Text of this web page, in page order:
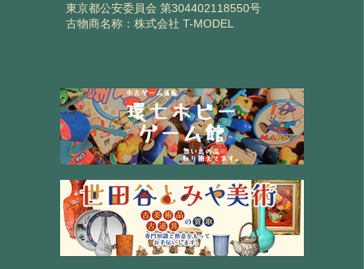
東京都公安委員会 第304402118550号
古物商名称：株式会社 T-MODEL